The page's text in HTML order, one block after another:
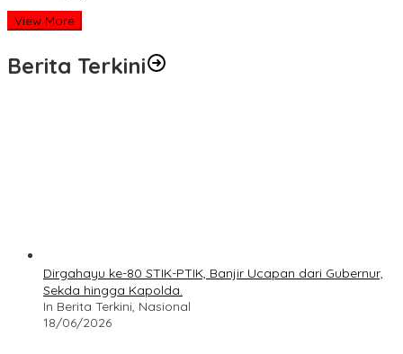
View More
Berita Terkini
Dirgahayu ke-80 STIK-PTIK, Banjir Ucapan dari Gubernur,
Sekda hingga Kapolda.
In Berita Terkini, Nasional
18/06/2026